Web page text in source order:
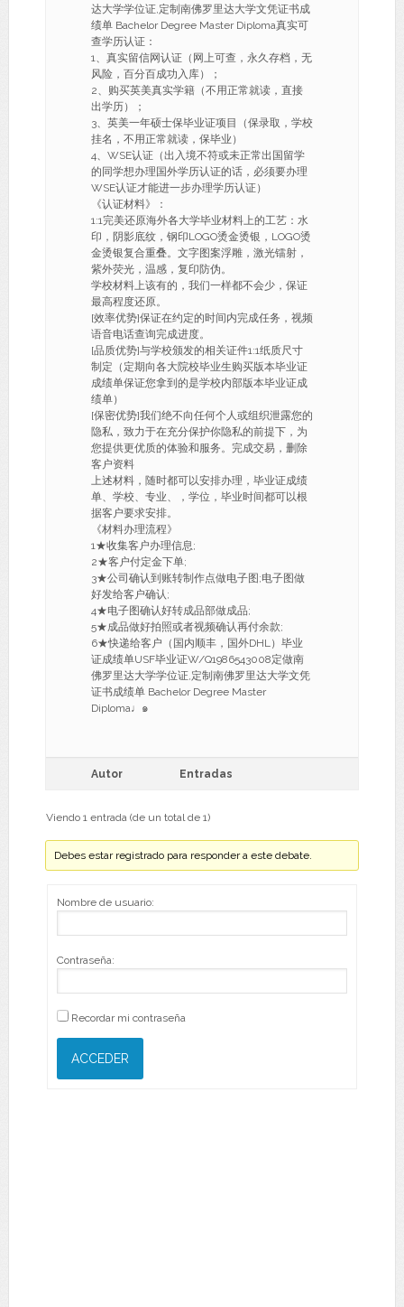
达大学学位证,定制南佛罗里达大学文凭证书成
绩单 Bachelor Degree Master Diploma真实可
查学历认证：
1、真实留信网认证（网上可查，永久存档，无
风险，百分百成功入库）；
2、购买英美真实学籍（不用正常就读，直接
出学历）；
3、英美一年硕士保毕业证项目（保录取，学校
挂名，不用正常就读，保毕业）
4、WSE认证（出入境不符或未正常出国留学
的同学想办理国外学历认证的话，必须要办理
WSE认证才能进一步办理学历认证）
《认证材料》：
1:1完美还原海外各大学毕业材料上的工艺：水
印，阴影底纹，钢印LOGO烫金烫银，LOGO烫
金烫银复合重叠。文字图案浮雕，激光镭射，
紫外荧光，温感，复印防伪。
学校材料上该有的，我们一样都不会少，保证
最高程度还原。
[效率优势]保证在约定的时间内完成任务，视频
语音电话查询完成进度。
[品质优势]与学校颁发的相关证件1:1纸质尺寸
制定（定期向各大院校毕业生购买版本毕业证
成绩单保证您拿到的是学校内部版本毕业证成
绩单）
[保密优势]我们绝不向任何个人或组织泄露您的
隐私，致力于在充分保护你隐私的前提下，为
您提供更优质的体验和服务。完成交易，删除
客户资料
上述材料，随时都可以安排办理，毕业证成绩
单、学校、专业、，学位，毕业时间都可以根
据客户要求安排。
《材料办理流程》
1★收集客户办理信息;
2★客户付定金下单;
3★公司确认到账转制作点做电子图;电子图做
好发给客户确认;
4★电子图确认好转成品部做成品;
5★成品做好拍照或者视频确认再付余款;
6★快递给客户（国内顺丰，国外DHL）毕业
证成绩单USF毕业证W/Q1986543008定做南
佛罗里达大学学位证,定制南佛罗里达大学文凭
证书成绩单 Bachelor Degree Master
Diploma♩๑
Autor Entradas
Viendo 1 entrada (de un total de 1)
Debes estar registrado para responder a este debate.
Nombre de usuario:
Contraseña:
Recordar mi contraseña
ACCEDER